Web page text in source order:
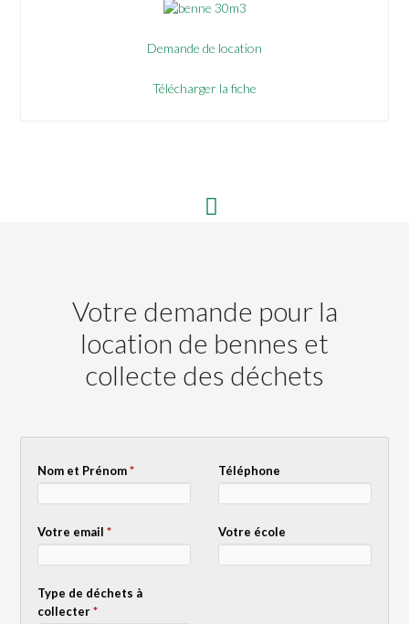
Demande de location
Télécharger la fiche
Votre demande pour la
location de bennes et
collecte des déchets
Nom et Prénom* Téléphone
Votre email* Votre école
Type de déchets à
collecter*